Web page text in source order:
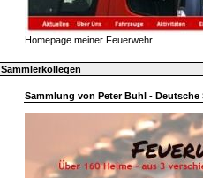
Homepage meiner Feuerwehr
Sammlerkollegen
Sammlung von Peter Buhl - Deutsche